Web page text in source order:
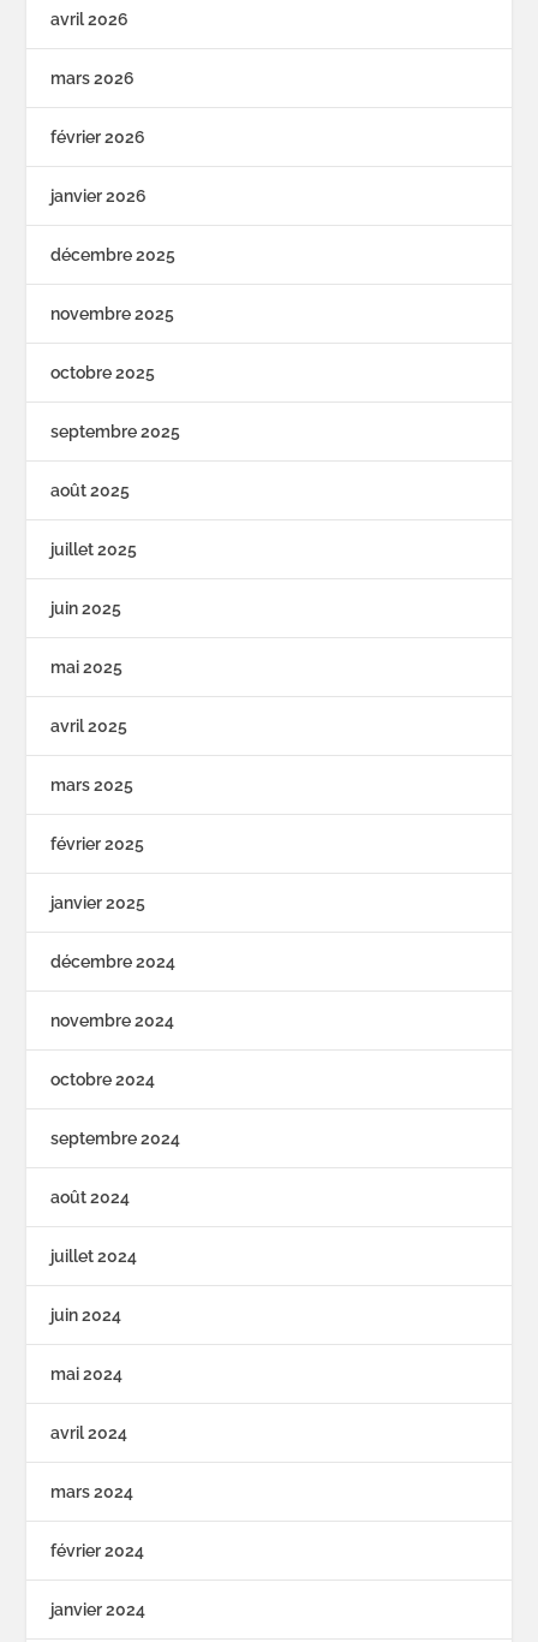
avril 2026
mars 2026
février 2026
janvier 2026
décembre 2025
novembre 2025
octobre 2025
septembre 2025
août 2025
juillet 2025
juin 2025
mai 2025
avril 2025
mars 2025
février 2025
janvier 2025
décembre 2024
novembre 2024
octobre 2024
septembre 2024
août 2024
juillet 2024
juin 2024
mai 2024
avril 2024
mars 2024
février 2024
janvier 2024